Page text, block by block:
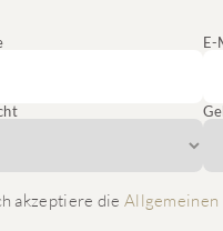
E-
akzeptiere die Allgemeinen